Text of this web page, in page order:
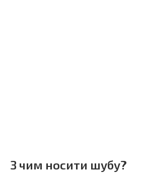
З чим носити шубу?